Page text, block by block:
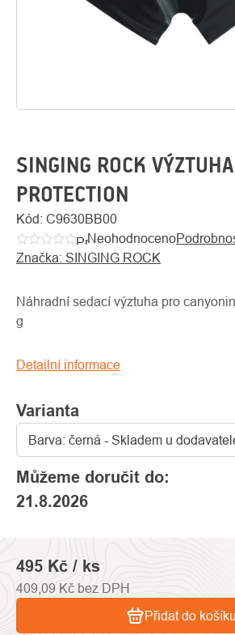
SINGING ROCK
PROTECTION
Kód: C9630BB00
Průměrné
hodnocení
je
5
Neohodnoceno
Značka: SINGING ROCK
Varianta
Můžeme doručit do:
21.8.2026
Náhradní sedací výztuha pro
g
Detailní informace
495 Kč / ks
409,09 Kč bez DPH
Přidat do košíku